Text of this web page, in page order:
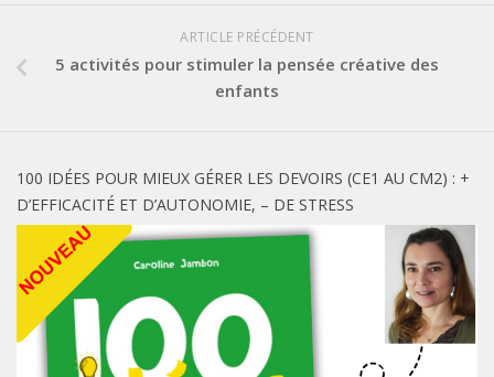
ARTICLE PRÉCÉDENT
5 activités pour stimuler la pensée créative des
enfants
100 IDÉES POUR MIEUX GÉRER LES DEVOIRS (CE1 AU CM2) : +
D’EFFICACITÉ ET D’AUTONOMIE, – DE STRESS